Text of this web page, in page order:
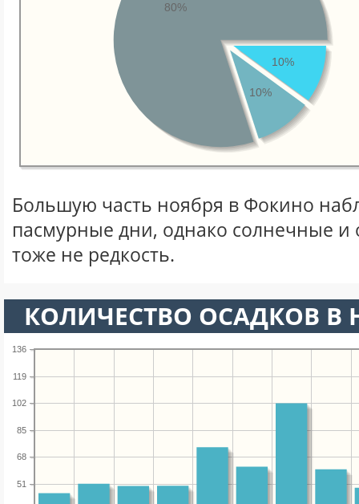
10%
10%
80%
Большую часть ноября в Фокино
пасмурные дни, однако солнечные
тоже не редкость.
КОЛИЧЕСТВО ОСАДКОВ В
51
68
85
102
119
136